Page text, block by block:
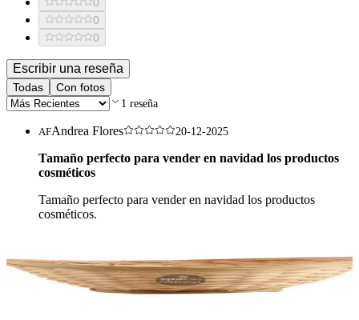
0
0
Escribir una reseña
Todas Con fotos
1 reseña
AFAndrea Flores 20-12-2025
Tamaño perfecto para vender en navidad los productos
cosméticos
Tamaño perfecto para vender en navidad los productos
cosméticos.